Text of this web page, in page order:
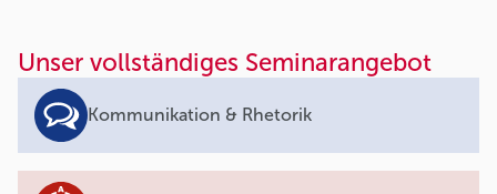
Unser vollständiges Seminarangebot
Kommunikation & Rhetorik